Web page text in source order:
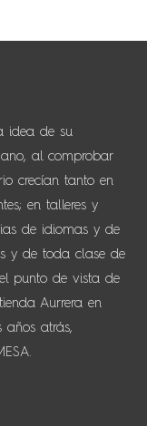
idea de su
al comprobar
crecían tanto en
en talleres y
de idiomas y de
y de toda clase de
punto de vista de
Aurrera en
años atrás,